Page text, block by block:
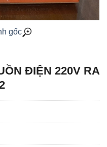
gốc
ĐIỆN 220V RA